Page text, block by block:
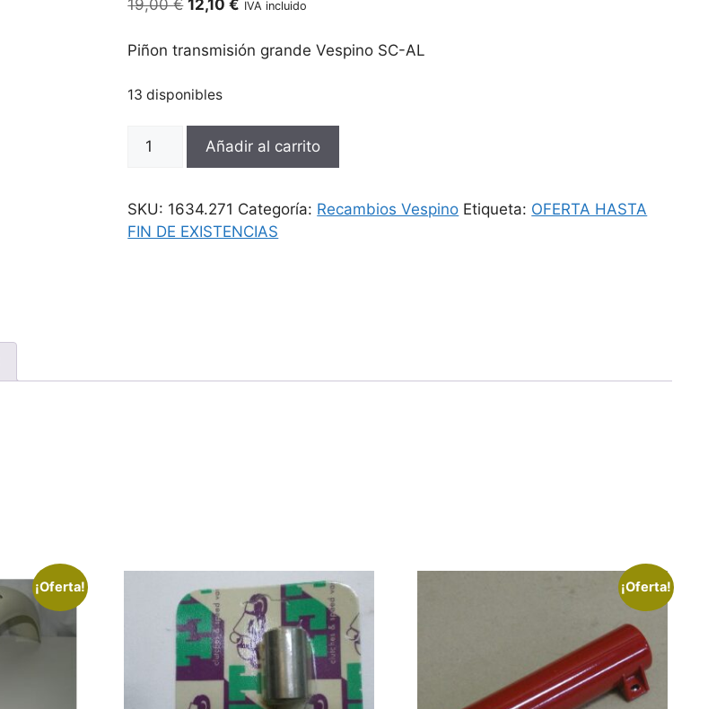
19,00€ El
original
19,00 €.
12,10€ El
actual
IVA incluido
Piñon transmisión grande Vespino SC-AL
13 disponibles
Piñon
Vespino
SC-
Añadir al carrito
SKU: 1634.271 Categoría: Recambios Vespino Etiqueta: OFERTA HASTA
FIN DE EXISTENCIAS
¡Oferta! ¡Oferta!